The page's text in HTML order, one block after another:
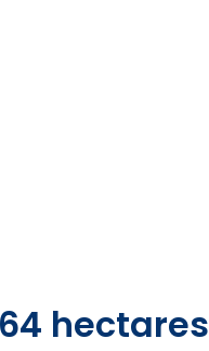
hectares